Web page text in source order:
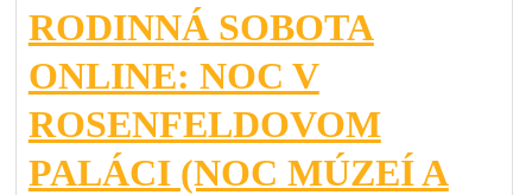
RODINNÁ SOBOTA
ONLINE: NOC V
ROSENFELDOVOM
PALÁCI (NOC MÚZEÍ A